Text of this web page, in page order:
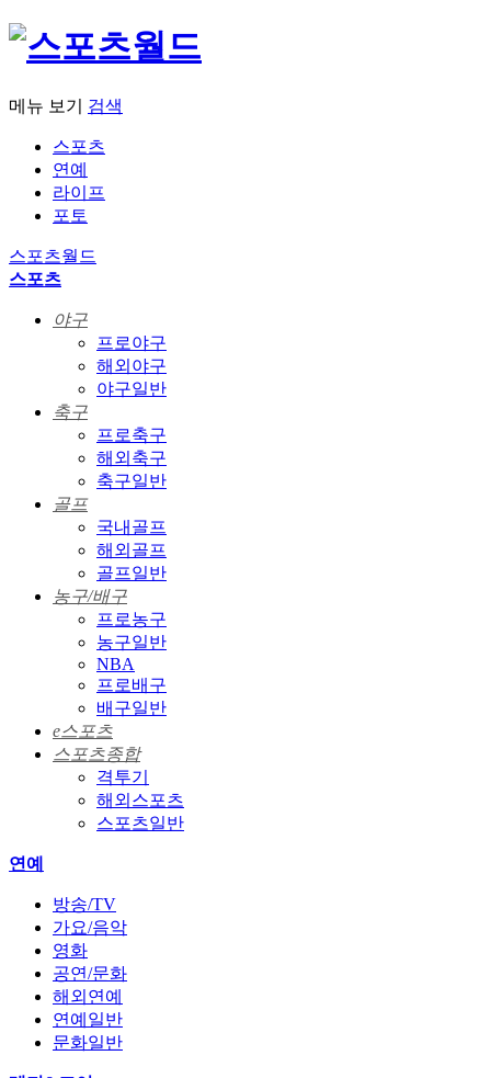
메뉴 보기 검색
스포츠
연예
라이프
포토
스포츠월드
스포츠
야구
프로야구
해외야구
야구일반
축구
프로축구
해외축구
축구일반
골프
국내골프
해외골프
골프일반
농구/배구
프로농구
농구일반
NBA
프로배구
배구일반
e스포츠
스포츠종합
격투기
해외스포츠
스포츠일반
연예
방송/TV
가요/음악
영화
공연/문화
해외연예
연예일반
문화일반